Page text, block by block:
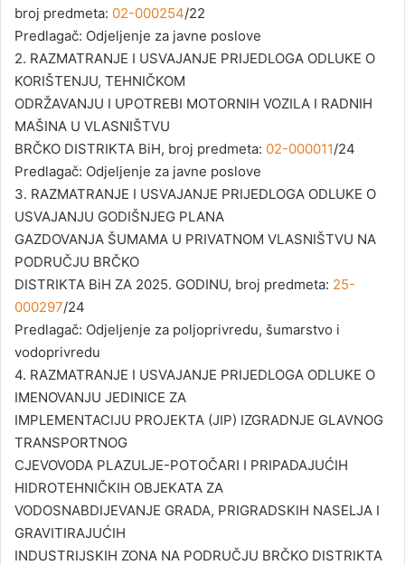
broj predmeta: 02-000254/22
Predlagač: Odjeljenje za javne poslove
2. RAZMATRANJE I USVAJANJE PRIJEDLOGA ODLUKE O
KORIŠTENJU, TEHNIČKOM
ODRŽAVANJU I UPOTREBI MOTORNIH VOZILA I RADNIH
MAŠINA U VLASNIŠTVU
BRČKO DISTRIKTA BiH, broj predmeta: 02-000011/24
Predlagač: Odjeljenje za javne poslove
3. RAZMATRANJE I USVAJANJE PRIJEDLOGA ODLUKE O
USVAJANJU GODIŠNJEG PLANA
GAZDOVANJA ŠUMAMA U PRIVATNOM VLASNIŠTVU NA
PODRUČJU BRČKO
DISTRIKTA BiH ZA 2025. GODINU, broj predmeta: 25-
000297/24
Predlagač: Odjeljenje za poljoprivredu, šumarstvo i
vodoprivredu
4. RAZMATRANJE I USVAJANJE PRIJEDLOGA ODLUKE O
IMENOVANJU JEDINICE ZA
IMPLEMENTACIJU PROJEKTA (JIP) IZGRADNJE GLAVNOG
TRANSPORTNOG
CJEVOVODA PLAZULJE-POTOČARI I PRIPADAJUĆIH
HIDROTEHNIČKIH OBJEKATA ZA
VODOSNABDIJEVANJE GRADA, PRIGRADSKIH NASELJA I
GRAVITIRAJUĆIH
INDUSTRIJSKIH ZONA NA PODRUČJU BRČKO DISTRIKTA